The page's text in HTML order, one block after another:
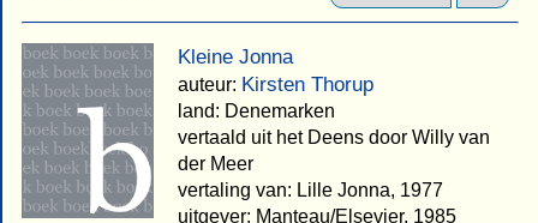
Kleine Jonna
auteur: Kirsten Thorup
land: Denemarken
vertaald uit het Deens door Willy van
der Meer
vertaling van: Lille Jonna, 1977
uitgever: Manteau/Elsevier, 1985